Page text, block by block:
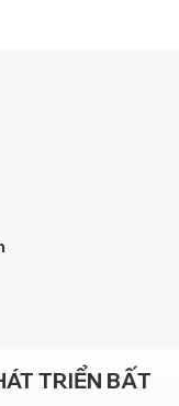
TRIỂN BẤT